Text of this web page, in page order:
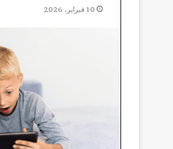
10 فبراير، 2026